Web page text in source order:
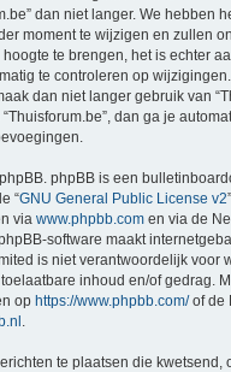
dan niet langer. We hebben
moment te wijzigen en zullen
te brengen, het is echter
te controleren op
dan niet langer gebruik van
dan ga je
phpBB is een
“GNU General Public License v2
via www.phpbb.com en via de
software maakt
is niet verantwoordelijk voor
inhoud en/of gedrag.
op https://www.phpbb.com/of de
.
te plaatsen die kwetsend,